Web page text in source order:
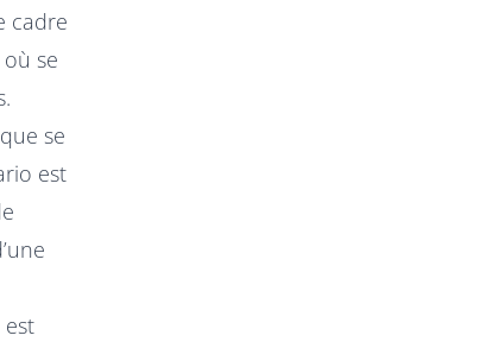
cadre
se
se
est
est